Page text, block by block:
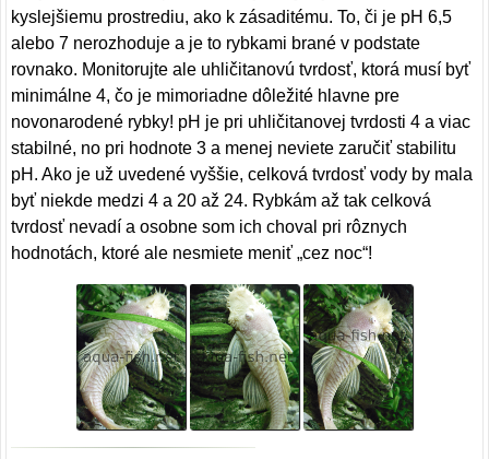
kyslejšiemu prostrediu, ako k zásaditému. To, či je pH 6,5
alebo 7 nerozhoduje a je to rybkami brané v podstate
rovnako. Monitorujte ale uhličitanovú tvrdosť, ktorá musí byť
minimálne 4, čo je mimoriadne dôležité hlavne pre
novonarodené rybky! pH je pri uhličitanovej tvrdosti 4 a viac
stabilné, no pri hodnote 3 a menej neviete zaručiť stabilitu
pH. Ako je už uvedené vyššie, celková tvrdosť vody by mala
byť niekde medzi 4 a 20 až 24. Rybkám až tak celková
tvrdosť nevadí a osobne som ich choval pri rôznych
hodnotách, ktoré ale nesmiete meniť „cez noc“!